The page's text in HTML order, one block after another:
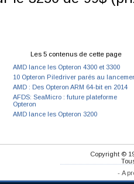
Les 5 contenus de cette page
AMD lance les Opteron 4300 et 3300
10 Opteron Piledriver parés au
AMD : Des Opteron ARM 64-bit en 2014
AFDS: SeaMicro : future plateforme
Opteron
AMD lance les Opteron 3200
Copyright ©
- A